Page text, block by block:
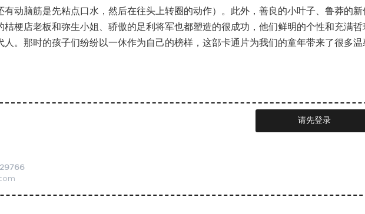
有动脑筋是先粘点口水，然后在往头上转圈的动作）。此外，善良的小叶子、鲁莽的新
桔梗店老板和弥生小姐、骄傲的足利将军也都塑造的很成功，他们鲜明的个性和充满哲
人。那时的孩子们纷纷以一休作为自己的榜样，这部卡通片为我们的童年带来了很多温
请先登录